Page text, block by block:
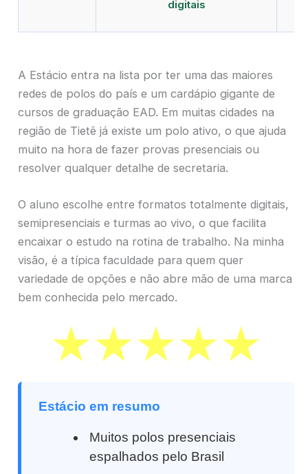
digitais
A Estácio entra na lista por ter uma das maiores
redes de polos do país e um cardápio gigante de
cursos de graduação EAD. Em muitas cidades na
região de Tietê já existe um polo ativo, o que ajuda
muito na hora de fazer provas presenciais ou
resolver qualquer detalhe de secretaria.
O aluno escolhe entre formatos totalmente digitais,
semipresenciais e turmas ao vivo, o que facilita
encaixar o estudo na rotina de trabalho. Na minha
visão, é a típica faculdade para quem quer
variedade de opções e não abre mão de uma marca
bem conhecida pelo mercado.
Estácio em resumo
Muitos polos presenciais
espalhados pelo Brasil